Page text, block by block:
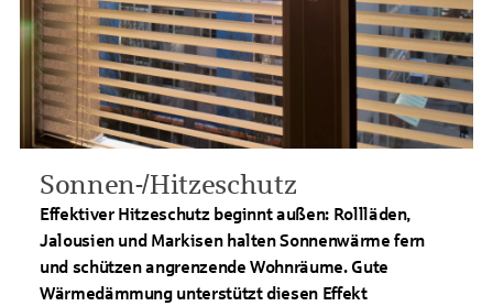
Sonnen-/Hitzeschutz
Effektiver Hitzeschutz beginnt außen: Rollläden,
Jalousien und Markisen halten Sonnenwärme fern
und schützen angrenzende Wohnräume. Gute
Wärmedämmung unterstützt diesen Effekt